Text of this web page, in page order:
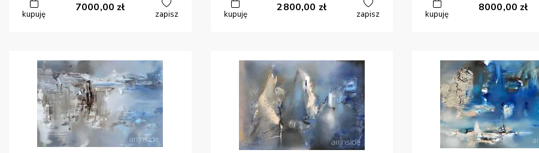
kupuję
7000,00 zł
zapisz kupuję
2800,00 zł
zapisz kupuję
8000,00 zł